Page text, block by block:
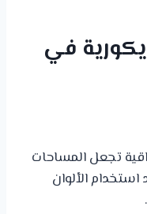
في
تجعل المساحات
الألوان